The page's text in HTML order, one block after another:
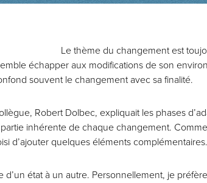
Le thème du changement est
échapper aux modifications de son
souvent le changement avec sa finalité.
Robert Dolbec, expliquait les phases
inhérente de chaque changement.
d’ajouter quelques éléments complémentaires.
état à un autre. Personnellement, je